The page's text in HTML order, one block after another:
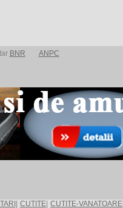
BNR
ANPC
CUTITE| CUTITE-VANATOARE